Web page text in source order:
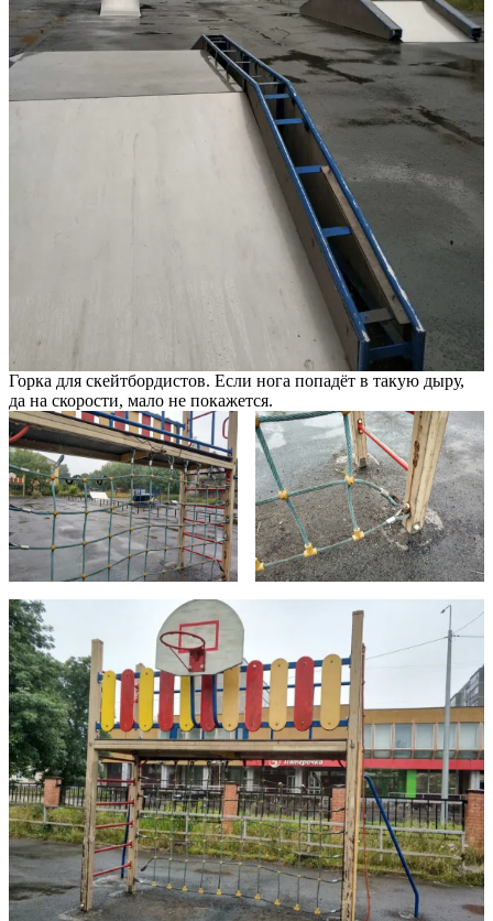
Горка для скейтбордистов. Если нога попадёт в такую дыру,
да на скорости, мало не покажется.